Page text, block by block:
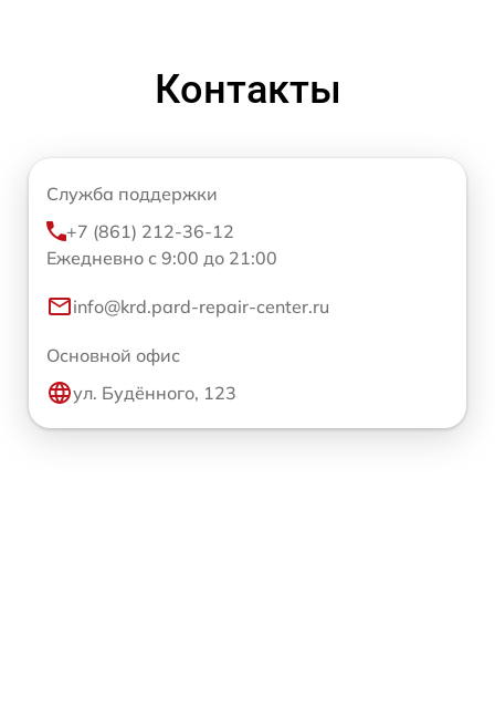
Контакты
Служба поддержки
+7 (861) 212-36-12
Ежедневно с 9:00 до 21:00
info@krd.pard-repair-center.ru
Основной офис
ул. Будённого, 123